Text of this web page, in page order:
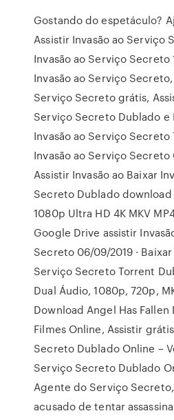
Gostando do espetáculo?
Assistir Invasão ao Serviço
Invasão ao Serviço Secreto
Invasão ao Serviço
Serviço Secreto grátis,
Serviço Secreto Dublado e
Invasão ao Serviço Secreto
Invasão ao Serviço
Assistir Invasão ao Baixar
Secreto Dublado download
1080p Ultra HD 4K MKV
Google Drive assistir
Secreto 06/09/2019 ·
Serviço Secreto Torrent
Dual Áudio, 1080p, 720p,
Download Angel Has
Filmes Online, Assistir
Secreto Dublado Online –
Serviço Secreto Dublado
Agente do Serviço
acusado de tentar